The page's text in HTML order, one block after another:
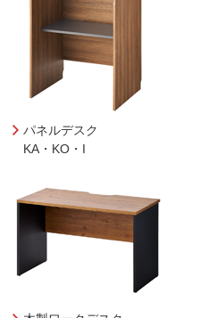
パネルデスク
KA・KO・I